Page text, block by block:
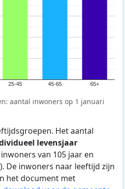
25-45 45-65 65+
aantal inwoners op 1 januari
Het aantal
levensjaar
van 105 jaar en
De inwoners naar leeftijd zijn
het document met